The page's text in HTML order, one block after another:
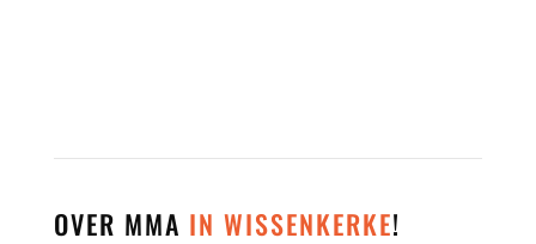
OVER MMA IN WISSENKERKE!